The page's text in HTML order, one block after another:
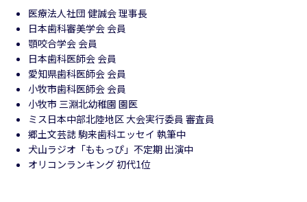
医療法人社団 健誠会 理事長
日本歯科審美学会 会員
顎咬合学会 会員
日本歯科医師会 会員
愛知県歯科医師会 会員
小牧市歯科医師会 会員
小牧市 三淵北幼稚園 園医
ミス日本中部北陸地区 大会実行委員 審査員
郷土文芸誌 駒来歯科エッセイ 執筆中
犬山ラジオ「ももっぴ」不定期 出演中
オリコンランキング 初代1位